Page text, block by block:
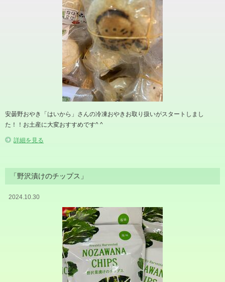
安曇野おやき「はいから」さんの冷凍おやきお取り扱いがスタートしまし
た！！お土産に大変おすすめです^ ^
詳細を見る
「野沢漬けのチップス」
2024.10.30